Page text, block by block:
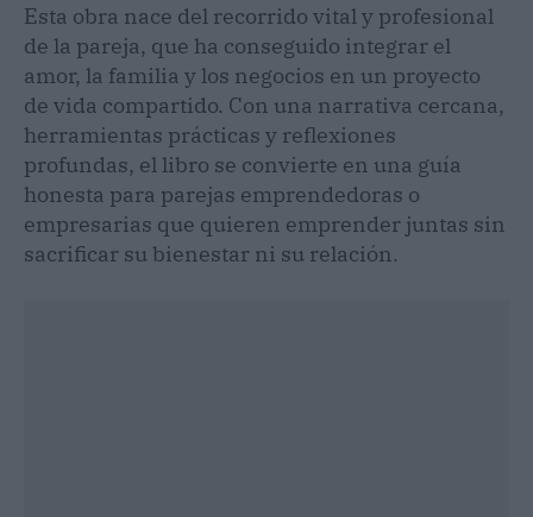
Esta obra nace del recorrido vital y profesional
de la pareja, que ha conseguido integrar el
amor, la familia y los negocios en un proyecto
de vida compartido. Con una narrativa cercana,
herramientas prácticas y reflexiones
profundas, el libro se convierte en una guía
honesta para parejas emprendedoras o
empresarias que quieren emprender juntas sin
sacrificar su bienestar ni su relación.